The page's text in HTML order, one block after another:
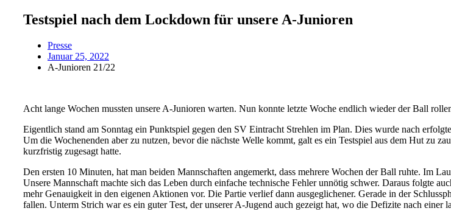
Testspiel nach dem Lockdown für unsere A-Junioren
Presse
Januar 25, 2022
A-Junioren 21/22
Acht lange Wochen mussten unsere A-Junioren warten. Nun konnte letzte Woche endlich wieder der Ball
Eigentlich stand am Sonntag ein Punktspiel gegen den SV Eintracht Strehlen im Plan. Dies wurde nach
Um die Wochenenden aber zu nutzen, bevor die nächste Welle kommt, galt es ein Testspiel aus dem Hut zu
kurzfristig zugesagt hatte.
Den ersten 10 Minuten, hat man beiden Mannschaften angemerkt, dass mehrere Wochen der Ball ruhte. Im
Unsere Mannschaft machte sich das Leben durch einfache technische Fehler unnötig schwer. Daraus folgte
mehr Genauigkeit in den eigenen Aktionen vor. Die Partie verlief dann ausgeglichener. Gerade in der
fallen. Unterm Strich war es ein guter Test, der unserer A-Jugend auch gezeigt hat, wo die Defizite nach einer